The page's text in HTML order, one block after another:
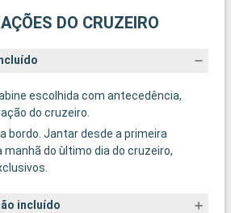
DO CRUZEIRO
escolhida com antecedência,
do cruzeiro.
bordo. Jantar desde a primeira
do ùltimo dia do cruzeiro,
incluído